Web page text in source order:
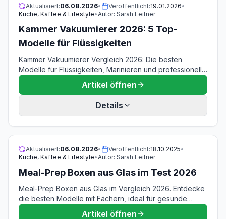
Aktualisiert:06.08.2026• Veröffentlicht:19.01.2026•
Küche, Kaffee & Lifestyle•Autor: Sarah Leitner
Kammer Vakuumierer 2026: 5 Top-
Modelle für Flüssigkeiten
Kammer Vakuumierer Vergleich 2026: Die besten
Modelle für Flüssigkeiten, Marinieren und professionelle
Ergebnisse. Vorteile, Kaufberatung und Top-
Empfehlungen im Test.Artikel öffnen
Details
Aktualisiert:06.08.2026• Veröffentlicht:18.10.2025•
Küche, Kaffee & Lifestyle•Autor: Sarah Leitner
Meal-Prep Boxen aus Glas im Test 2026
Meal-Prep Boxen aus Glas im Vergleich 2026. Entdecke
die besten Modelle mit Fächern, ideal für gesunde
Ernährung und nachhaltige Aufbewahrung.
Artikel öffnen